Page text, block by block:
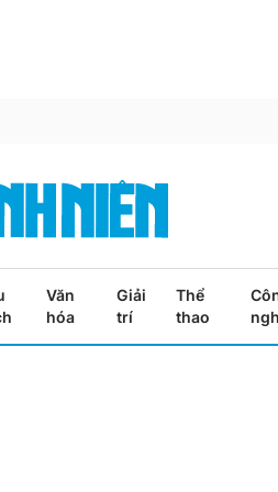
Văn
hóa
Giải
trí
Thể
thao